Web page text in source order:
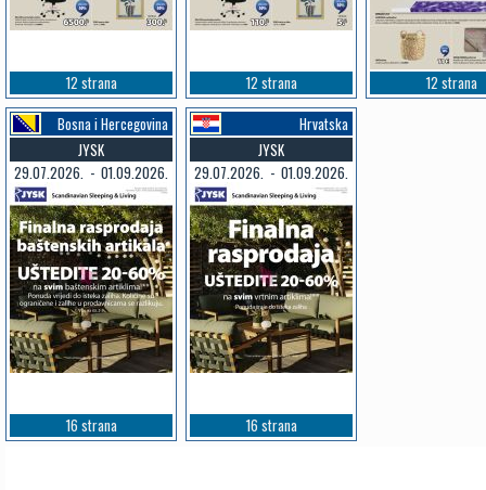
12 strana 12 strana
12 strana
Bosna i Hercegovina
JYSK
29.07.2026. - 01.09.2026.
16 strana
Hrvatska
JYSK
29.07.2026. - 01.09.2026.
16 strana